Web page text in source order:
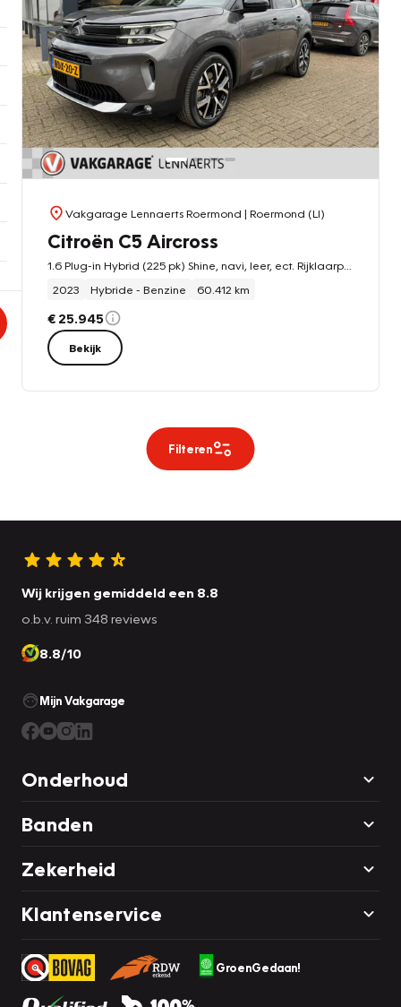
Vakgarage Lennaerts Roermond | Roermond (LI)
Citroën C5 Aircross
2023
Hybride - Benzine 60.412 km
€ 25.945
Bekijk
Filteren
Wij krijgen gemiddeld een 8.8
o.b.v. ruim 348 reviews
8.8/10
Mijn Vakgarage
Onderhoud
Banden
Zekerheid
Klantenservice
GroenGedaan!